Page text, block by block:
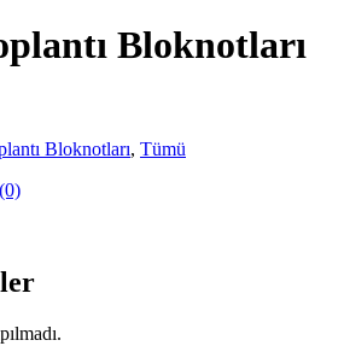
Bloknotları
Bloknotları, Tümü